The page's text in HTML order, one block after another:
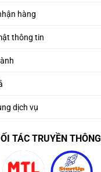
hàng
thông tin
dịch vụ
TÁC TRUYỀN THÔNG